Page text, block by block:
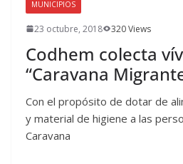
MUNICIPIOS
23 octubre, 2018 320 Views
Codhem colecta
“Caravana
Con el propósito de dotar de
y material de higiene a las
Caravana